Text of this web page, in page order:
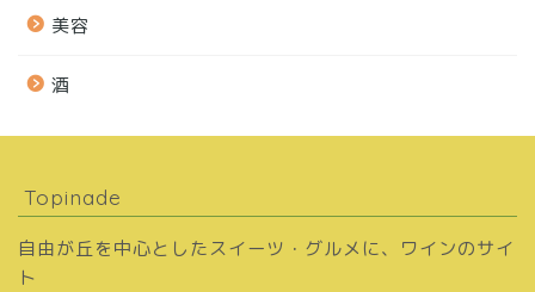
美容
酒
Topinade
自由が丘を中心としたスイーツ・グルメに、ワインのサイ
ト